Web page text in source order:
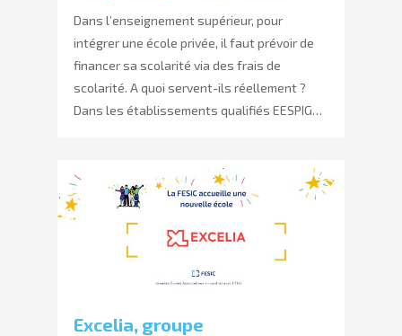
Dans l’enseignement supérieur, pour
intégrer une école privée, il faut prévoir de
financer sa scolarité via des frais de
scolarité. A quoi servent-ils réellement ?
Dans les établissements qualifiés EESPIG…
Excelia, groupe